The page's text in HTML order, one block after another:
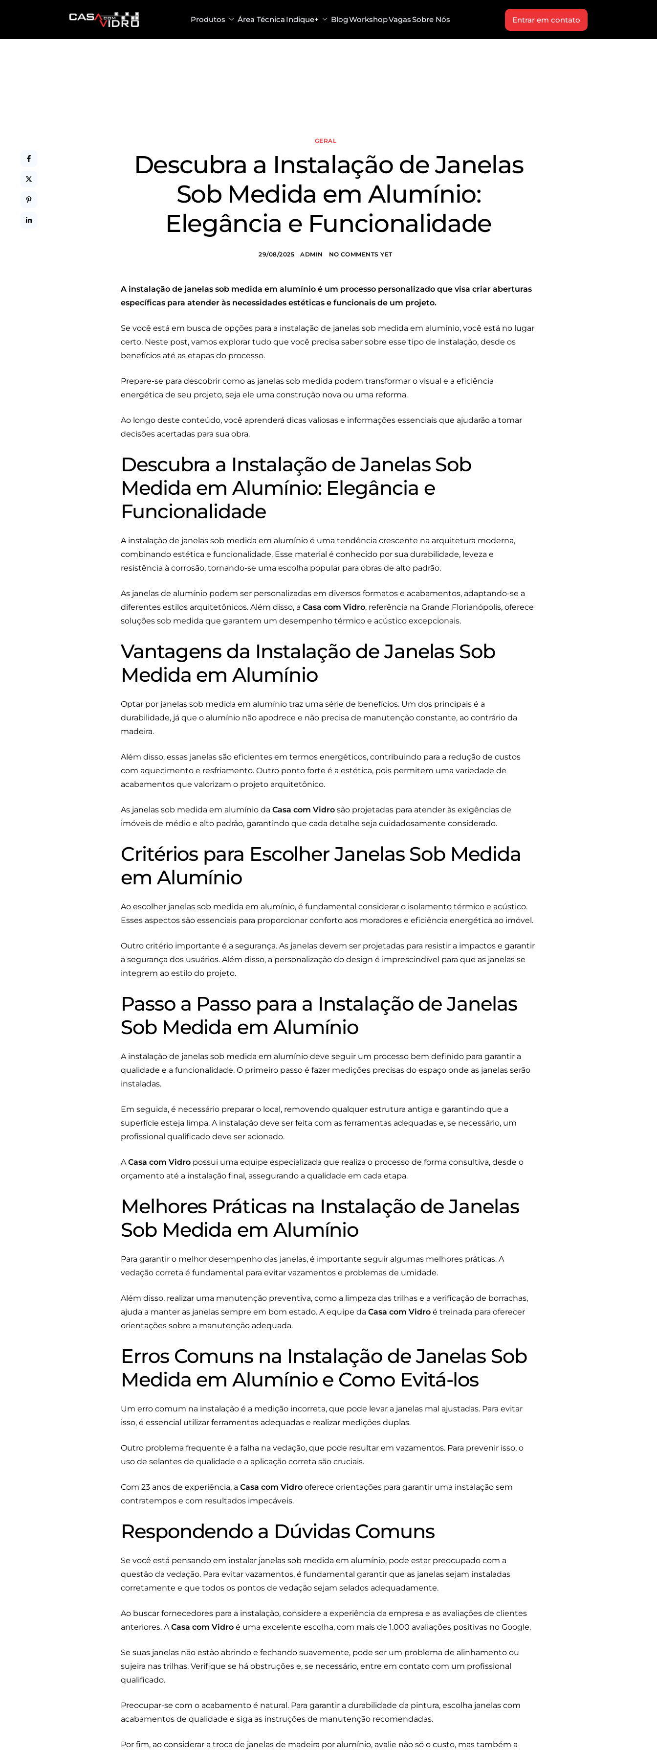
Produtos Área Técnica Indique+ BlogWorkshopVagasSobre Nós Entrar em contato
GERAL
Descubra a Instalação de Janelas
Sob Medida em Alumínio:
Elegância e Funcionalidade
29/08/2025 ADMIN NO COMMENTS YET
A instalação de janelas sob medida em alumínio é um processo personalizado que visa criar aberturas
específicas para atender às necessidades estéticas e funcionais de um projeto.
Se você está em busca de opções para a instalação de janelas sob medida em alumínio, você está no lugar
certo. Neste post, vamos explorar tudo que você precisa saber sobre esse tipo de instalação, desde os
benefícios até as etapas do processo.
Prepare-se para descobrir como as janelas sob medida podem transformar o visual e a eficiência
energética de seu projeto, seja ele uma construção nova ou uma reforma.
Ao longo deste conteúdo, você aprenderá dicas valiosas e informações essenciais que ajudarão a tomar
decisões acertadas para sua obra.
Descubra a Instalação de Janelas Sob
Medida em Alumínio: Elegância e
Funcionalidade
A instalação de janelas sob medida em alumínio é uma tendência crescente na arquitetura moderna,
combinando estética e funcionalidade. Esse material é conhecido por sua durabilidade, leveza e
resistência à corrosão, tornando-se uma escolha popular para obras de alto padrão.
As janelas de alumínio podem ser personalizadas em diversos formatos e acabamentos, adaptando-se a
diferentes estilos arquitetônicos. Além disso, a Casa com Vidro, referência na Grande Florianópolis, oferece
soluções sob medida que garantem um desempenho térmico e acústico excepcionais.
Vantagens da Instalação de Janelas Sob
Medida em Alumínio
Optar por janelas sob medida em alumínio traz uma série de benefícios. Um dos principais é a
durabilidade, já que o alumínio não apodrece e não precisa de manutenção constante, ao contrário da
madeira.
Além disso, essas janelas são eficientes em termos energéticos, contribuindo para a redução de custos
com aquecimento e resfriamento. Outro ponto forte é a estética, pois permitem uma variedade de
acabamentos que valorizam o projeto arquitetônico.
As janelas sob medida em alumínio da Casa com Vidro são projetadas para atender às exigências de
imóveis de médio e alto padrão, garantindo que cada detalhe seja cuidadosamente considerado.
Critérios para Escolher Janelas Sob Medida
em Alumínio
Ao escolher janelas sob medida em alumínio, é fundamental considerar o isolamento térmico e acústico.
Esses aspectos são essenciais para proporcionar conforto aos moradores e eficiência energética ao imóvel.
Outro critério importante é a segurança. As janelas devem ser projetadas para resistir a impactos e garantir
a segurança dos usuários. Além disso, a personalização do design é imprescindível para que as janelas se
integrem ao estilo do projeto.
Passo a Passo para a Instalação de Janelas
Sob Medida em Alumínio
A instalação de janelas sob medida em alumínio deve seguir um processo bem definido para garantir a
qualidade e a funcionalidade. O primeiro passo é fazer medições precisas do espaço onde as janelas serão
instaladas.
Em seguida, é necessário preparar o local, removendo qualquer estrutura antiga e garantindo que a
superfície esteja limpa. A instalação deve ser feita com as ferramentas adequadas e, se necessário, um
profissional qualificado deve ser acionado.
ACasa com Vidro possui uma equipe especializada que realiza o processo de forma consultiva, desde o
orçamento até a instalação final, assegurando a qualidade em cada etapa.
Melhores Práticas na Instalação de Janelas
Sob Medida em Alumínio
Para garantir o melhor desempenho das janelas, é importante seguir algumas melhores práticas. A
vedação correta é fundamental para evitar vazamentos e problemas de umidade.
Além disso, realizar uma manutenção preventiva, como a limpeza das trilhas e a verificação de borrachas,
ajuda a manter as janelas sempre em bom estado. A equipe da Casa com Vidro é treinada para oferecer
orientações sobre a manutenção adequada.
Erros Comuns na Instalação de Janelas Sob
Medida em Alumínio e Como Evitá-los
Um erro comum na instalação é a medição incorreta, que pode levar a janelas mal ajustadas. Para evitar
isso, é essencial utilizar ferramentas adequadas e realizar medições duplas.
Outro problema frequente é a falha na vedação, que pode resultar em vazamentos. Para prevenir isso, o
uso de selantes de qualidade e a aplicação correta são cruciais.
Com 23 anos de experiência, a Casa com Vidro oferece orientações para garantir uma instalação sem
contratempos e com resultados impecáveis.
Respondendo a Dúvidas Comuns
Se você está pensando em instalar janelas sob medida em alumínio, pode estar preocupado com a
questão da vedação. Para evitar vazamentos, é fundamental garantir que as janelas sejam instaladas
corretamente e que todos os pontos de vedação sejam selados adequadamente.
Ao buscar fornecedores para a instalação, considere a experiência da empresa e as avaliações de clientes
anteriores. ACasa com Vidro é uma excelente escolha, com mais de 1.000 avaliações positivas no Google.
Se suas janelas não estão abrindo e fechando suavemente, pode ser um problema de alinhamento ou
sujeira nas trilhas. Verifique se há obstruções e, se necessário, entre em contato com um profissional
qualificado.
Preocupar-se com o acabamento é natural. Para garantir a durabilidade da pintura, escolha janelas com
acabamentos de qualidade e siga as instruções de manutenção recomendadas.
Por fim, ao considerar a troca de janelas de madeira por alumínio, avalie não só o custo, mas também a